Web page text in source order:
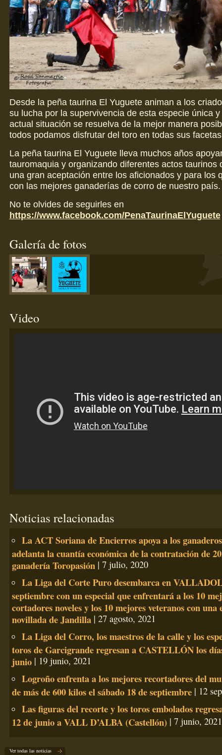
Desde la peña taurina El Yuguete animan a los
su lucha por la supervivencia de esta especie única
actual situación se resuelva de la mejor manera
todos podamos disfrutar del toro en todas sus
La peña taurina El Yuguete lleva muchos años
tauromaquia y organizando diferentes actos taurinos
una gran aceptación entre los aficionados y para los
con las mejores ganaderías de corro de nuestro país.
No te olvides de seguirles en
https://www.facebook.com/PenaTaurinaElYuguete
Galería de fotos
Video
Noticias relacionadas
La ACT Soriana de Encierros apoya a los
adelanta la cuantía económica de la contratación de
ganadería Toropasión | 7 julio, 2020
La Liga del Corte Puro desembarca en
septiembre con un especial que enfrentará a los 10
cortadores noveles y los 10 mejores veteranos con una
novillada de Jandilla | 27 agosto, 2021
La Liga del Corro, los maestros de la calle y los
toros de Garcigrande regresan a CASTELLÓN los
junio| 19 junio, 2021
Logroño enfrenta a los mejores recortadores del
de más de 600 kilos el sábado 18 de septiembre| 12
Las figuras del recorte y los toros embolados
12 de junio a VALL D’ALBA (Castellón)| 7 junio, 2021
Ver todas las noticias